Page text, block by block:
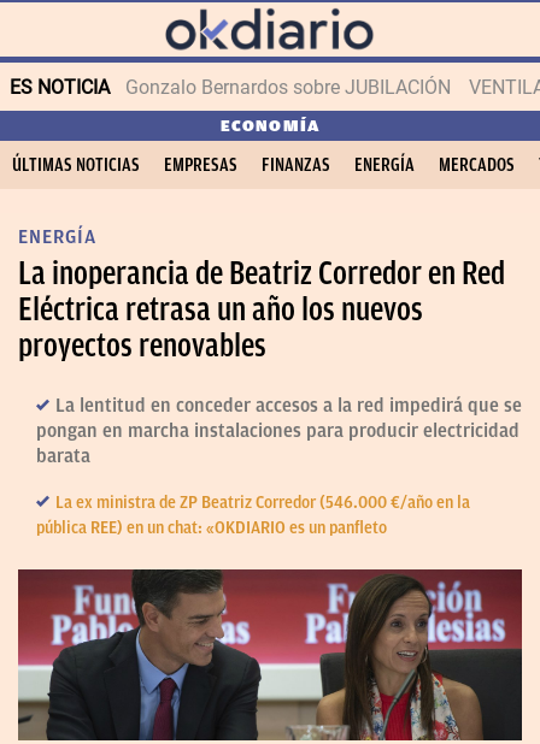
ES NOTICIA Gonzalo Bernardos sobre JUBILACIÓN
ECONOMÍA
ÚLTIMAS NOTICIAS EMPRESAS FINANZAS ENERGÍA MERCADOS
ENERGÍA
La inoperancia de Beatriz Corredor en Red
Eléctrica retrasa un año los nuevos
proyectos renovables
La lentitud en conceder accesos a la red impedirá que se
pongan en marcha instalaciones para producir electricidad
barata
La ex ministra de ZP Beatriz Corredor (546.000 €/año en la
pública REE) en un chat: «OKDIARIO es un panfleto